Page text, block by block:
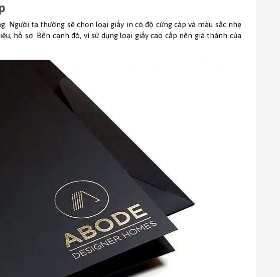
Người ta thường sẽ chọn loại giấy in có độ cứng cáp và màu sắc nhẹ
hồ sơ. Bên cạnh đó, vì sử dụng loại giấy cao cấp nên giá thành của